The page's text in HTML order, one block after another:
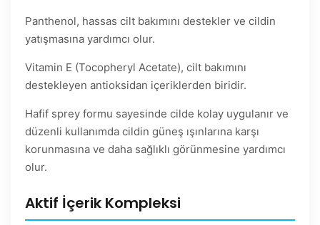
Panthenol, hassas cilt bakımını destekler ve cildin
yatışmasına yardımcı olur.
Vitamin E (Tocopheryl Acetate), cilt bakımını
destekleyen antioksidan içeriklerden biridir.
Hafif sprey formu sayesinde cilde kolay uygulanır ve
düzenli kullanımda cildin güneş ışınlarına karşı
korunmasına ve daha sağlıklı görünmesine yardımcı
olur.
Aktif İçerik Kompleksi